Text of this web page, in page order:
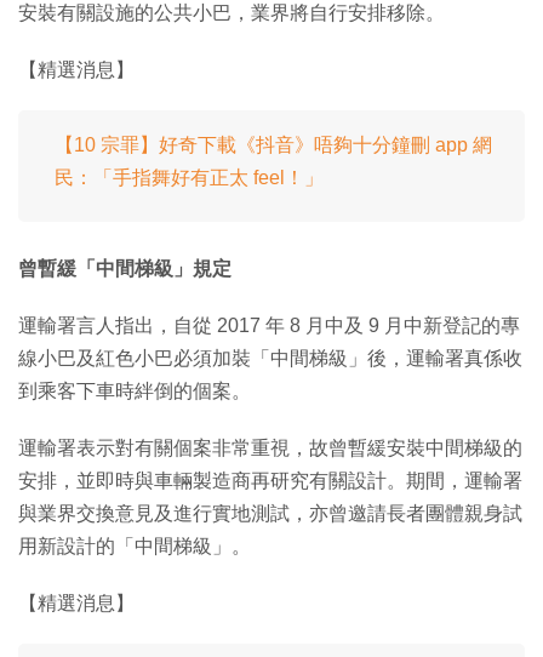
安裝有關設施的公共小巴，業界將自行安排移除。
【精選消息】
【10 宗罪】好奇下載《抖音》唔夠十分鐘刪 app 網
民：「手指舞好有正太 feel！」
曾暫緩「中間梯級」規定
運輸署言人指出，自從 2017 年 8 月中及 9 月中新登記的專
線小巴及紅色小巴必須加裝「中間梯級」後，運輸署真係收
到乘客下車時絆倒的個案。
運輸署表示對有關個案非常重視，故曾暫緩安裝中間梯級的
安排，並即時與車輛製造商再研究有關設計。期間，運輸署
與業界交換意見及進行實地測試，亦曾邀請長者團體親身試
用新設計的「中間梯級」。
【精選消息】